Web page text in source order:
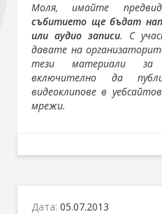
Моля, имайте
събитието ще бъдат
или аудио записи. С
давате на
тези материали за
включително да
видеоклипове в
мрежи.
Дата: 05.07.2013